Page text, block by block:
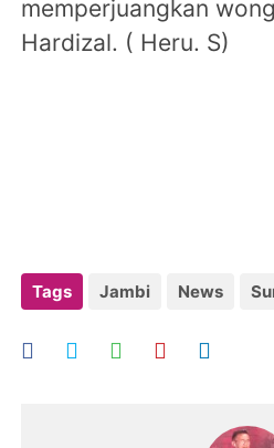
memperjuangkan
Hardizal. ( Heru. S)
Tags Jambi News